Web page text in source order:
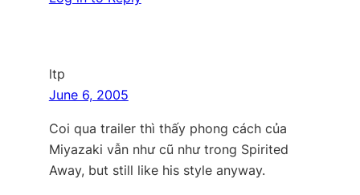
ltp
June 6, 2005
Coi qua trailer thì thấy phong cách của
Miyazaki vẫn như cũ như trong Spirited
Away, but still like his style anyway.